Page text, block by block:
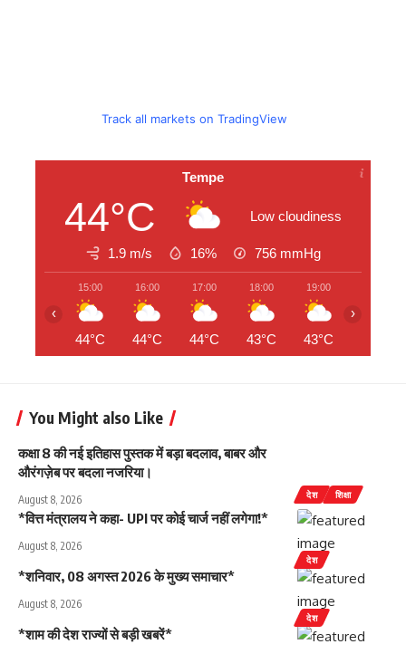
Track all markets on TradingView
Tempe
44°C Low cloudiness
1.9 m/s 16% 756 mmHg
15:00
44°C
16:00
44°C
17:00
44°C
18:00
43°C
19:00
43°C
‹ ›
You Might also Like
देश शिक्षा
कक्षा 8 की नई इतिहास पुस्तक में बड़ा बदलाव, बाबर और
औरंगज़ेब पर बदला नजरिया।
August 8, 2026
देश
*वित्त मंत्रालय ने कहा- UPI पर कोई चार्ज नहीं लगेगा!*
August 8, 2026
देश
*शनिवार, 08 अगस्त 2026 के मुख्य समाचार*
August 8, 2026
*शाम की देश राज्यों से बड़ी खबरें*